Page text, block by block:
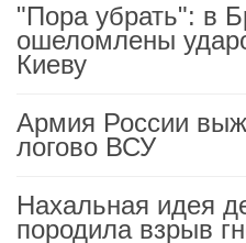
"Пора убрать": в
ошеломлены
Киеву
Армия России
логово ВСУ
Нахальная идея
породила взрыв